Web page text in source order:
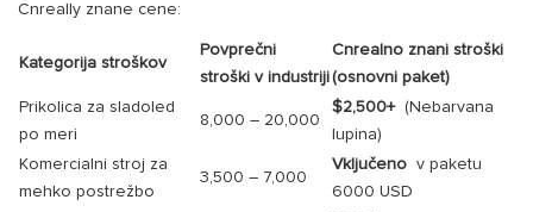
Cnreally znane cene:
Kategorija stroškov
Povprečni
stroški v industriji
Cnrealno znani stroški
(osnovni paket)
Prikolica za sladoled
po meri
8,000 – 20,000
$2,500+ (Nebarvana
lupina)
Komercialni stroj za
mehko postrežbo
3,500 – 7,000
Vključeno v paketu
6000 USD